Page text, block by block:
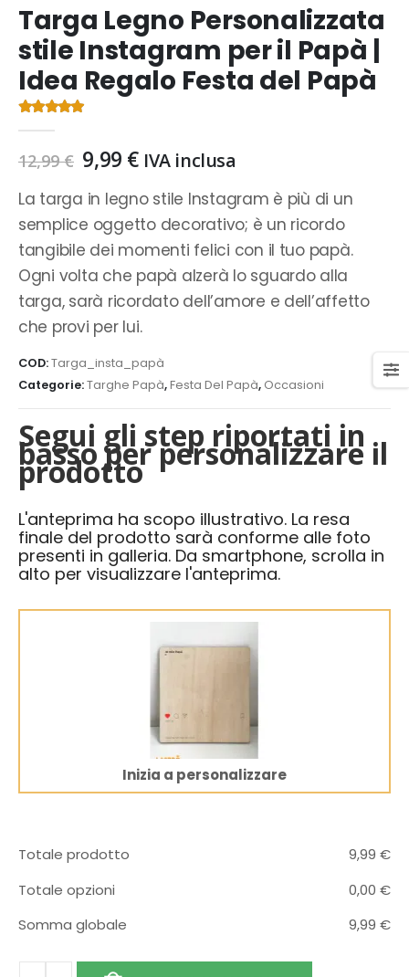
Targa Legno Personalizzata
stile Instagram per il Papà |
Idea Regalo Festa del Papà
12,99€ Il
prezzo
originale
era:
12,99 €.
9,99 €Il
attuale
è:
9,99 €.
IVA inclusa
La targa in legno stile Instagram è più di un
semplice oggetto decorativo; è un ricordo
tangibile dei momenti felici con il tuo papà.
Ogni volta che papà alzerà lo sguardo alla
targa, sarà ricordato dell’amore e dell’affetto
che provi per lui.
COD:Targa_insta_papà
Categorie:Targhe Papà,Festa Del Papà, Occasioni
Segui gli step riportati in
basso per personalizzare il
prodotto
L'anteprima ha scopo illustrativo. La resa
finale del prodotto sarà conforme alle foto
presenti in galleria. Da smartphone, scrolla in
alto per visualizzare l'anteprima.
Inizia a personalizzare
Totale prodotto 9,99 €
Totale opzioni
0,00 €
Somma globale
9,99 €